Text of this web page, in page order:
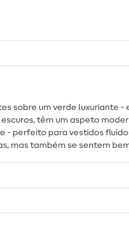
sobre um verde luxuriante
têm um aspeto
- perfeito para vestidos
mas também se sentem